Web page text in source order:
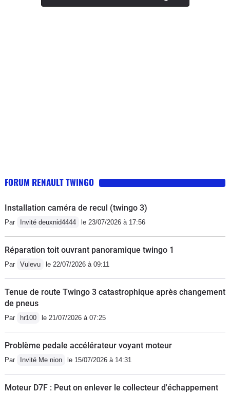
FORUM RENAULT TWINGO
Installation caméra de recul (twingo 3)
Par Invité deuxnid4444 le 23/07/2026 à 17:56
Réparation toit ouvrant panoramique twingo 1
Par Vulevu le 22/07/2026 à 09:11
Tenue de route Twingo 3 catastrophique après changement
de pneus
Par hr100 le 21/07/2026 à 07:25
Problème pedale accélérateur voyant moteur
Par Invité Me nion le 15/07/2026 à 14:31
Moteur D7F : Peut on enlever le collecteur d'échappement